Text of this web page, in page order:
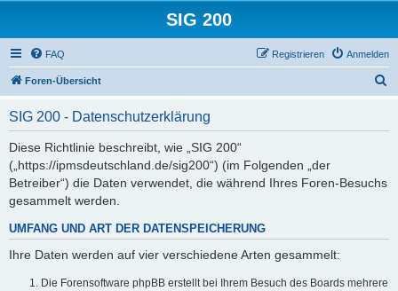
SIG 200
FAQ Anmelden
Registrieren
Foren-Übersicht
SIG 200 - Datenschutzerklärung
Diese Richtlinie beschreibt, wie „SIG 200“
(„https://ipmsdeutschland.de/sig200“) (im Folgenden „der
Betreiber“) die Daten verwendet, die während Ihres Foren-Besuchs
gesammelt werden.
UMFANG UND ART DER DATENSPEICHERUNG
Ihre Daten werden auf vier verschiedene Arten gesammelt:
Die Forensoftware phpBB erstellt bei Ihrem Besuch des Boards mehrere